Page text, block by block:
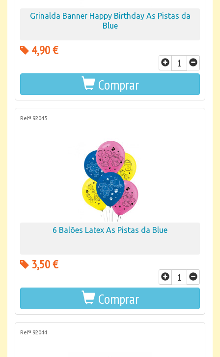
Grinalda Banner Happy Birthday As Pistas da
Blue
4,90 €
Comprar
Refª 92045
6 Balões Latex As Pistas da Blue
3,50 €
Comprar
Refª 92044